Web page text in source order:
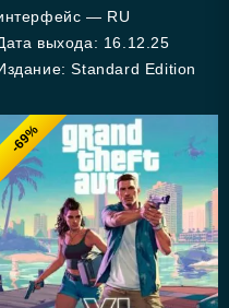
— RU
выхода: 16.12.25
Standard Edition
-69%